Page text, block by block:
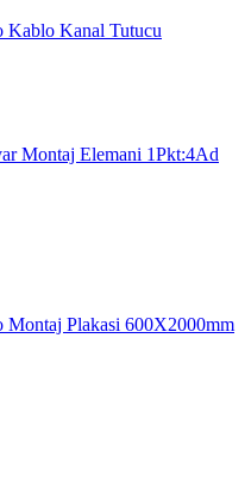
Kablo Kanal Tutucu
Montaj Elemani 1Pkt:4Ad
Montaj Plakasi 600X2000mm